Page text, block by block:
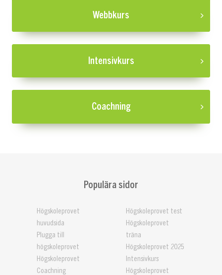
Webbkurs
Intensivkurs
Coachning
Populära sidor
Högskoleprovet
huvudsida
Plugga till
högskoleprovet
Högskoleprovet
Coachning
Högskoleprovet test
Högskoleprovet
träna
Högskoleprovet 2025
Intensivkurs
Högskoleprovet